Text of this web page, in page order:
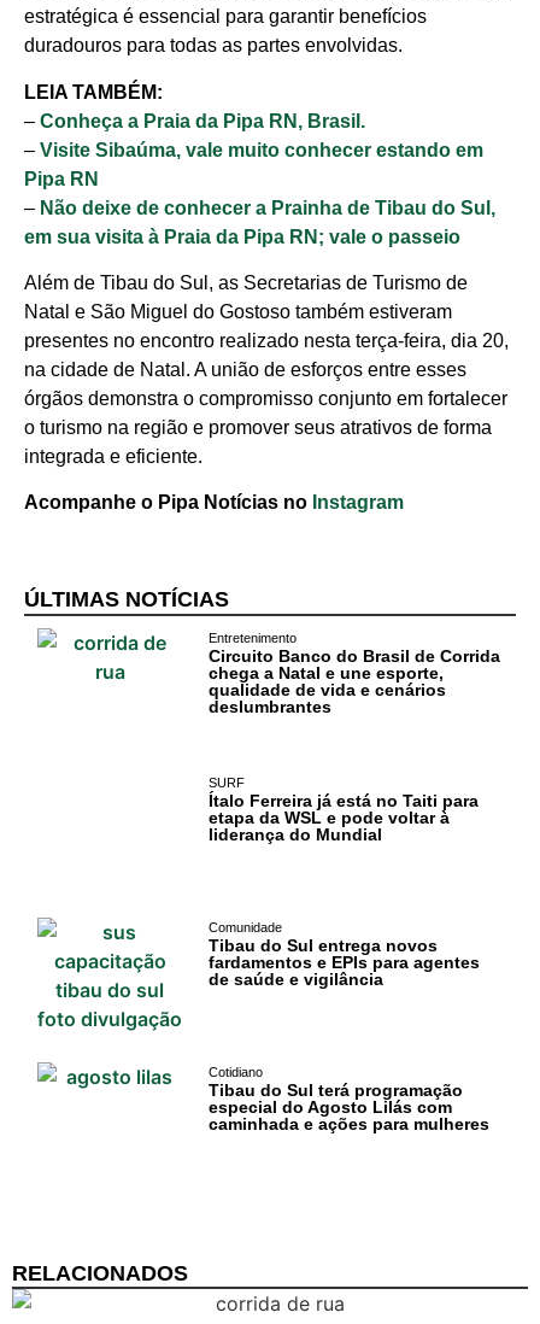
Cotidiano
Comunidade
Acontece no
Política
estratégica é essencial para garantir benefícios
duradouros para todas as partes envolvidas.
LEIA TAMBÉM:
– Conheça a Praia da Pipa RN, Brasil.
– Visite Sibaúma, vale muito conhecer estando em
Pipa RN
– Não deixe de conhecer a Prainha de Tibau do Sul,
em sua visita à Praia da Pipa RN; vale o passeio
Além de Tibau do Sul, as Secretarias de Turismo de
Natal e São Miguel do Gostoso também estiveram
presentes no encontro realizado nesta terça-feira, dia 20,
na cidade de Natal. A união de esforços entre esses
órgãos demonstra o compromisso conjunto em fortalecer
o turismo na região e promover seus atrativos de forma
integrada e eficiente.
Acompanhe o Pipa Notícias no Instagram
ÚLTIMAS NOTÍCIAS
Entretenimento
Circuito Banco do Brasil de Corrida
chega a Natal e une esporte,
qualidade de vida e cenários
deslumbrantes
SURF
Ítalo Ferreira já está no Taiti para
etapa da WSL e pode voltar à
liderança do Mundial
Comunidade
Tibau do Sul entrega novos
fardamentos e EPIs para agentes
de saúde e vigilância
Cotidiano
Tibau do Sul terá programação
especial do Agosto Lilás com
caminhada e ações para mulheres
RELACIONADOS